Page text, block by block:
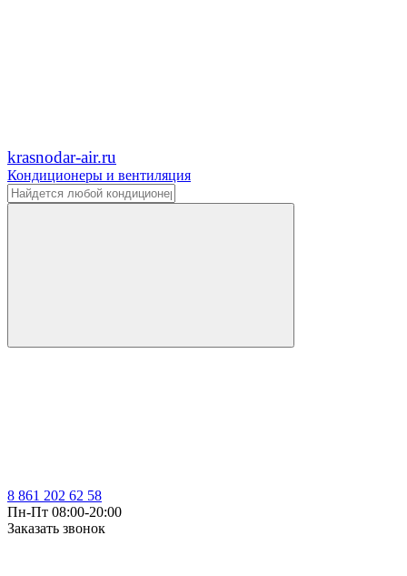
krasnodar-air.ru
Кондиционеры и вентиляция
8 861 202 62 58
Пн-Пт 08:00-20:00
Заказать звонок